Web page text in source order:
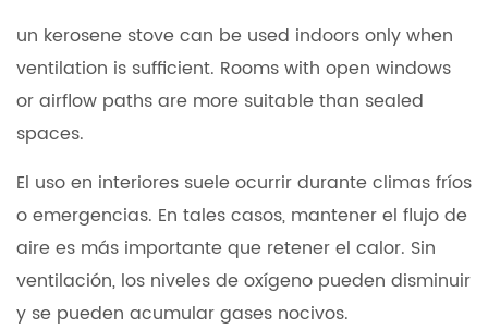
un kerosene stove can be used indoors only when
ventilation is sufficient. Rooms with open windows
or airflow paths are more suitable than sealed
spaces.
El uso en interiores suele ocurrir durante climas fríos
o emergencias. En tales casos, mantener el flujo de
aire es más importante que retener el calor. Sin
ventilación, los niveles de oxígeno pueden disminuir
y se pueden acumular gases nocivos.